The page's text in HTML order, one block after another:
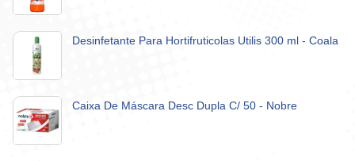
Desinfetante Para Hortifruticolas Utilis 300 ml - Coala
Caixa De Máscara Desc Dupla C/ 50 - Nobre